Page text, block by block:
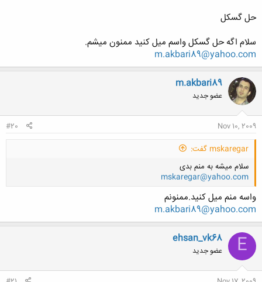
حل گسكل
سلام اگه حل گسكل واسم ميل كنيد ممنون ميشم.
m.akbari89@yahoo.com
m.akbari89
عضو جدید
Nov 10, 2009
#20
mskaregar گفت:
سلام میشه به منم بدی
mskaregar@yahoo.com
واسه منم ميل كنيد.ممنونم
m.akbari89@yahoo.com
E
ehsan_vk68
عضو جدید